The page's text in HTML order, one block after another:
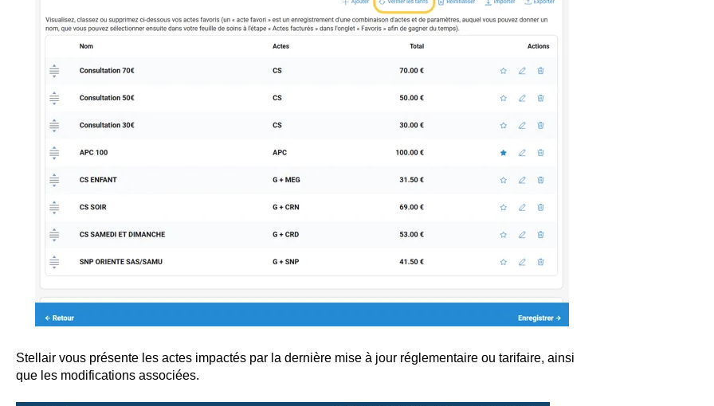
Stellair vous présente les actes impactés par la dernière mise à jour réglementaire ou tarifaire, ainsi
que les modifications associées.